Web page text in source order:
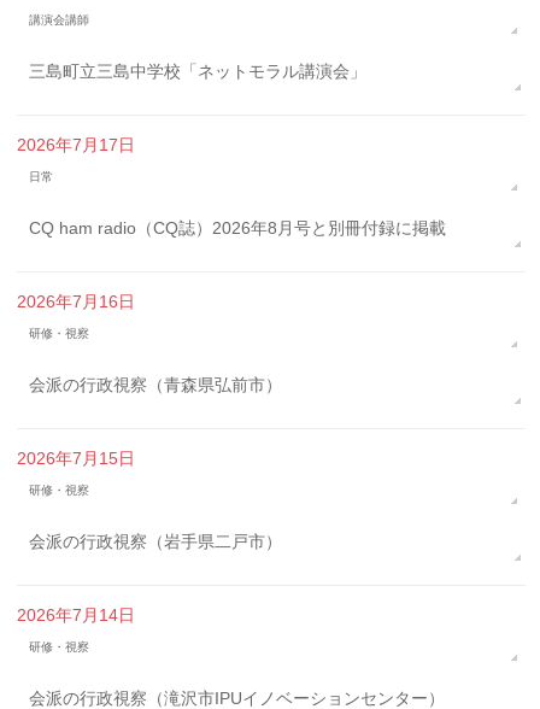
講演会講師
三島町立三島中学校「ネットモラル講演会」
2026年7月17日
日常
CQ ham radio（CQ誌）2026年8月号と別冊付録に掲載
2026年7月16日
研修・視察
会派の行政視察（青森県弘前市）
2026年7月15日
研修・視察
会派の行政視察（岩手県二戸市）
2026年7月14日
研修・視察
会派の行政視察（滝沢市IPUイノベーションセンター）